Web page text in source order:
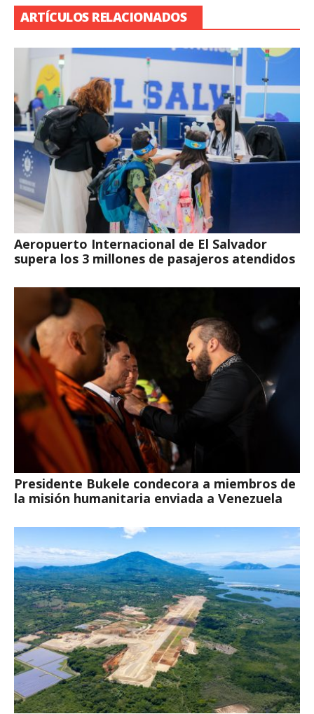
ARTÍCULOS RELACIONADOS
Aeropuerto Internacional de El Salvador
supera los 3 millones de pasajeros atendidos
Presidente Bukele condecora a miembros de
la misión humanitaria enviada a Venezuela